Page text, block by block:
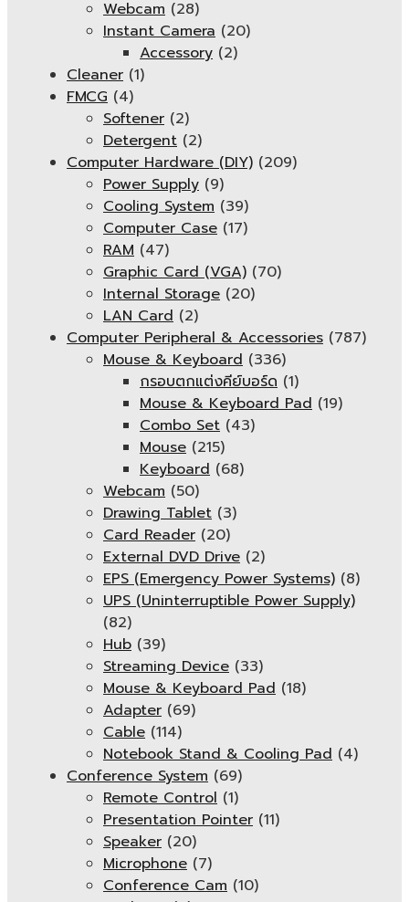
Webcam (28)
Instant Camera (20)
Accessory (2)
Cleaner (1)
FMCG (4)
Softener (2)
Detergent (2)
Computer Hardware (DIY) (209)
Power Supply (9)
Cooling System (39)
Computer Case (17)
RAM (47)
Graphic Card (VGA) (70)
Internal Storage (20)
LAN Card (2)
Computer Peripheral & Accessories (787)
Mouse & Keyboard (336)
กรอบตกแต่งคีย์บอร์ด (1)
Mouse & Keyboard Pad (19)
Combo Set (43)
Mouse (215)
Keyboard (68)
Webcam (50)
Drawing Tablet (3)
Card Reader (20)
External DVD Drive (2)
EPS (Emergency Power Systems) (8)
UPS (Uninterruptible Power Supply)
(82)
Hub (39)
Streaming Device (33)
Mouse & Keyboard Pad (18)
Adapter (69)
Cable (114)
Notebook Stand & Cooling Pad (4)
Conference System (69)
Remote Control (1)
Presentation Pointer (11)
Speaker (20)
Microphone (7)
Conference Cam (10)